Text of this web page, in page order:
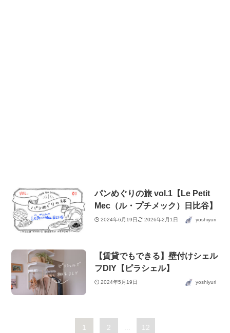
パンめぐりの旅 vol.1【Le Petit
Mec（ル・プチメック）日比谷】
2024年6月19日 2026年2月1日 yoshiyuri
【賃貸でもできる】壁付けシェル
フDIY【ピラシェル】
2024年5月19日 yoshiyuri
1 2 ... 12